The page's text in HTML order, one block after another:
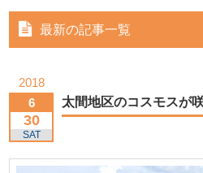
最新の記事一覧
2018
6
30
SAT
太間地区のコスモスが